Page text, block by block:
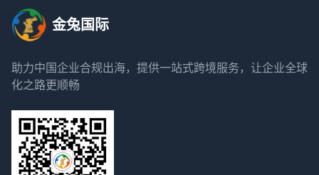
金兔国际
助力中国企业合规出海，提供一站式跨境服务，让企业全球
化之路更顺畅